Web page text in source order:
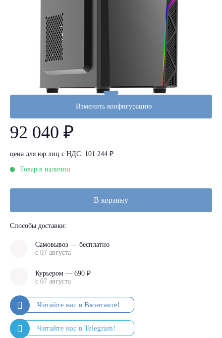
Изменить конфигурацию
92 040 ₽
цена для юр.лиц с НДС: 101 244 ₽
Товар в наличии
В корзину
Способы доставки:
Самовывоз — бесплатно
с 07 августа
Курьером — 690 ₽
с 07 августа